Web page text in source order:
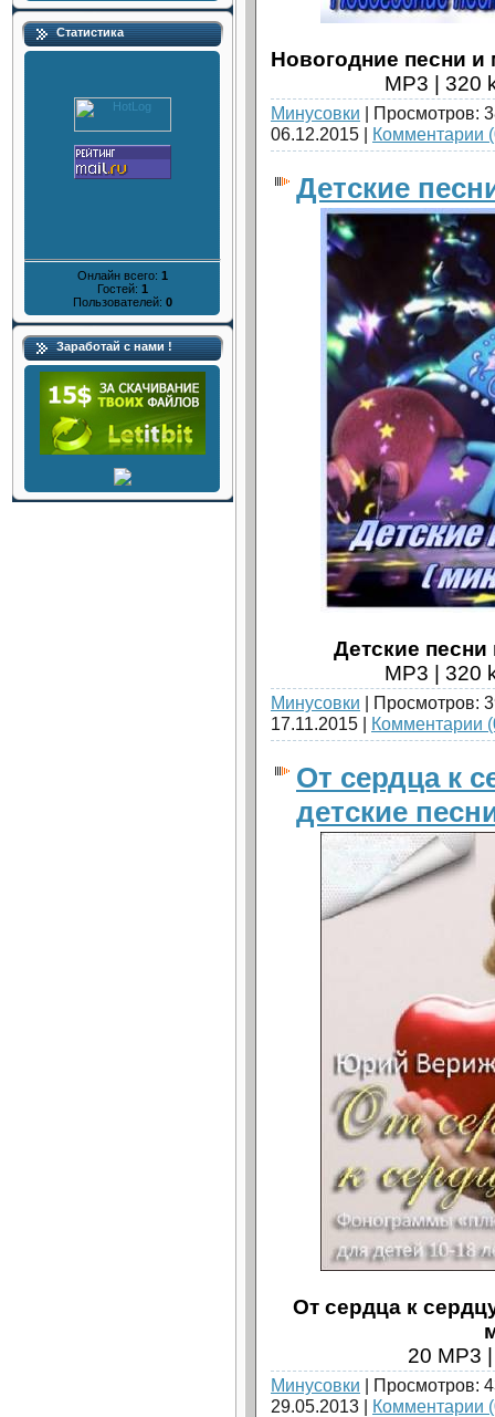
Статистика
Онлайн всего: 1
Гостей: 1
Пользователей: 0
Заработай с нами !
Новогодние песни и
MP3 | 320
Минусовки | Просмотров:
06.12.2015 | Комментарии
Детские
Детские
MP3 | 320
Минусовки | Просмотров:
17.11.2015 | Комментарии
От сердца к
детские
От сердца к
20 MP3
Минусовки | Просмотров:
29.05.2013 | Комментарии